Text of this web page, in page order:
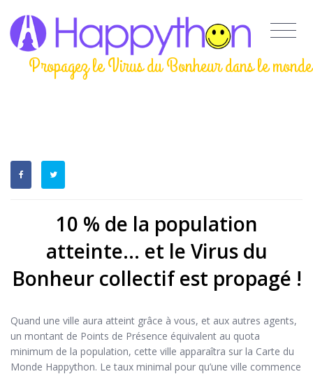
Propagez le Virus du Bonheur dans le monde
10 % de la population
atteinte... et le Virus du
Bonheur collectif est propagé !
Quand une ville aura atteint grâce à vous, et aux autres agents,
un montant de Points de Présence équivalent au quota
minimum de la population, cette ville apparaîtra sur la Carte du
Monde Happython. Le taux minimal pour qu’une ville commence